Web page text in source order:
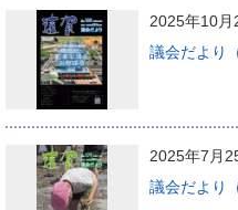
2025年10月
議会だより
2025年7月
議会だより